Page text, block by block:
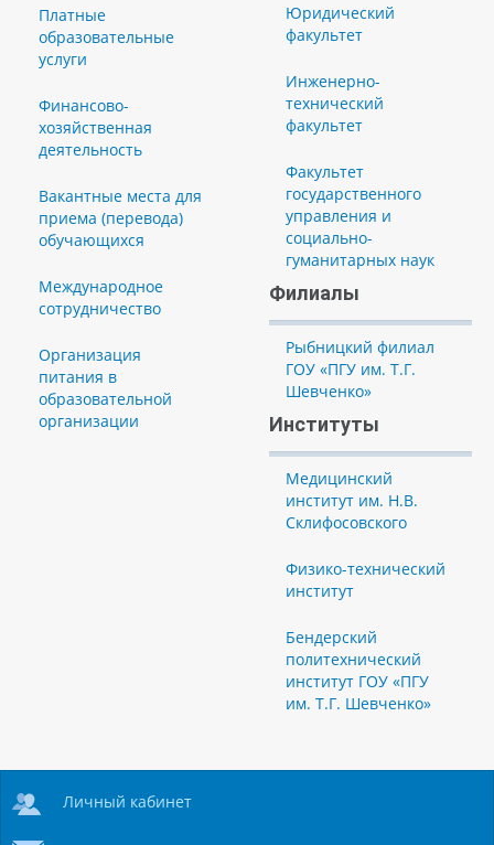
Платные
образовательные
услуги
Финансово-
хозяйственная
деятельность
Вакантные места для
приема (перевода)
обучающихся
Международное
сотрудничество
Организация
питания в
образовательной
организации
Юридический
факультет
Инженерно-
технический
факультет
Факультет
государственного
управления и
социально-
гуманитарных наук
Филиалы
Рыбницкий филиал
ГОУ «ПГУ им. Т.Г.
Шевченко»
Институты
Медицинский
институт им. Н.В.
Склифосовского
Физико-технический
институт
Бендерский
политехнический
институт ГОУ «ПГУ
им. Т.Г. Шевченко»
Личный кабинет